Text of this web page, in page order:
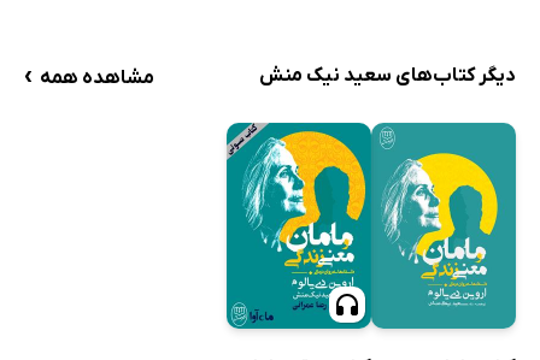
دیگر کتاب‌های سعید نیک منش مشاهده همه ›